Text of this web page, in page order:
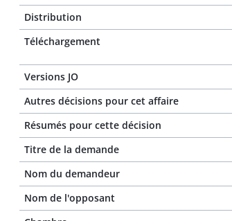
Distribution
Téléchargement
Versions JO
Autres décisions pour cet affaire
Résumés pour cette décision
Titre de la demande
Nom du demandeur
Nom de l'opposant